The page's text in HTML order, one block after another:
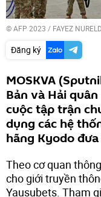
© AFP 2023 / FAYEZ
Đăng ký
MOSKVA
Bản và Hải
cuộc tập trận
dụng các hệ
hãng Kyodo
Theo cơ quan
cho giới truyền
Yausubets. Tham